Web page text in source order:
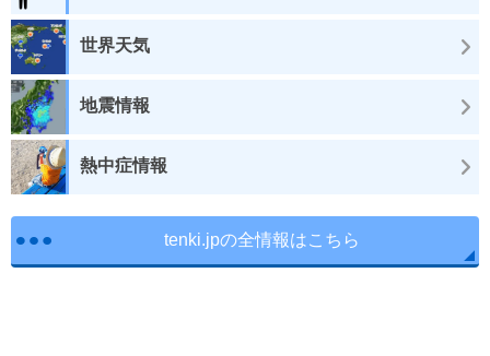
世界天気
地震情報
熱中症情報
tenki.jpの全情報はこちら